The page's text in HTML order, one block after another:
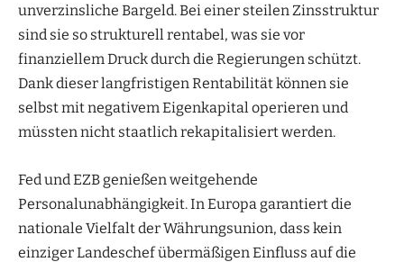
unverzinsliche Bargeld. Bei einer steilen Zinsstruktur
sind sie so strukturell rentabel, was sie vor
finanziellem Druck durch die Regierungen schützt.
Dank dieser langfristigen Rentabilität können sie
selbst mit negativem Eigenkapital operieren und
müssten nicht staatlich rekapitalisiert werden.
Fed und EZB genießen weitgehende
Personalunabhängigkeit. In Europa garantiert die
nationale Vielfalt der Währungsunion, dass kein
einziger Landeschef übermäßigen Einfluss auf die